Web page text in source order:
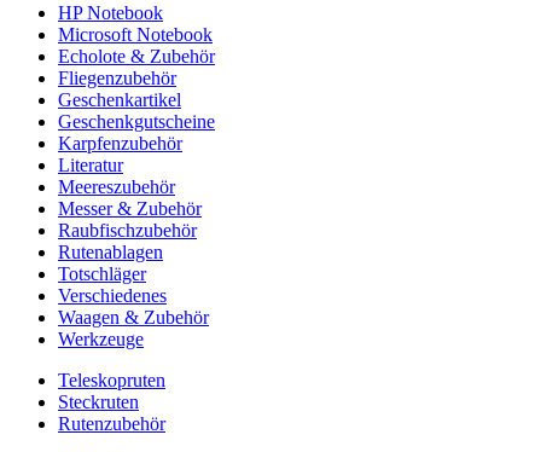
HP Notebook
Microsoft Notebook
Echolote & Zubehör
Fliegenzubehör
Geschenkartikel
Geschenkgutscheine
Karpfenzubehör
Literatur
Meereszubehör
Messer & Zubehör
Raubfischzubehör
Rutenablagen
Totschläger
Verschiedenes
Waagen & Zubehör
Werkzeuge
Teleskopruten
Steckruten
Rutenzubehör